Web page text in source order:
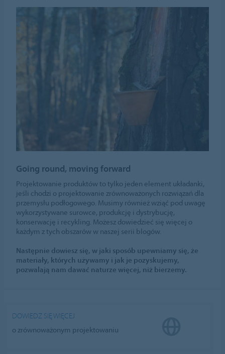
Going round, moving forward
Projektowanie produktów to tylko jeden element układanki,
jeśli chodzi o projektowanie zrównoważonych rozwiązań dla
przemysłu podłogowego. Musimy również wziąć pod uwagę
wykorzystywane surowce, produkcję i dystrybucję,
konserwację i recykling. Możesz dowiedzieć się więcej o
każdym z tych obszarów w naszej serii blogów.
Następnie dowiesz się, w jaki sposób upewniamy się, że
materiały, których używamy i jak je pozyskujemy,
pozwalają nam dawać naturze więcej, niż bierzemy.
DOWIEDZ SIĘ WIĘCEJ
o zrównoważonym projektowaniu